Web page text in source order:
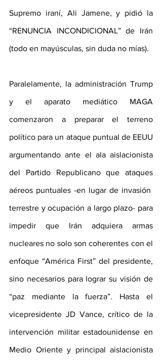
Supremo iraní, Ali Jamene, y pidió la
“RENUNCIA INCONDICIONAL” de Irán
(todo en mayúsculas, sin duda no mías).
Paralelamente, la administración Trump
y el aparato mediático MAGA
comenzaron a preparar el terreno
político para un ataque puntual de EEUU
argumentando ante el ala aislacionista
del Partido Republicano que ataques
aéreos puntuales -en lugar de invasión
terrestre y ocupación a largo plazo- para
impedir que Irán adquiera armas
nucleares no solo son coherentes con el
enfoque “América First” del presidente,
sino necesarios para lograr su visión de
“paz mediante la fuerza”. Hasta el
vicepresidente JD Vance, crítico de la
intervención militar estadounidense en
Medio Oriente y principal aislacionista